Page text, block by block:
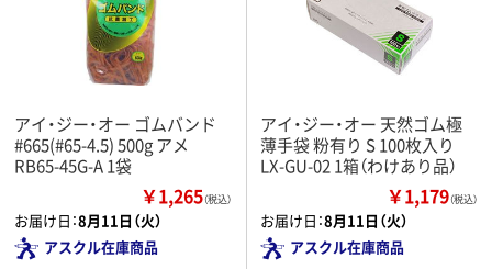
アイ・ジー・オー ゴムバンド
#665(#65-4.5) 500g アメ
RB65-45G-A 1袋
￥1,265（税込）
お届け日：8月11日（火）
アスクル在庫商品
アイ・ジー・オー 天然ゴム極
薄手袋 粉有り S 100枚入り
LX-GU-02 1箱（わけあり品）
￥1,179（税込）
お届け日：8月11日（火）
アスクル在庫商品